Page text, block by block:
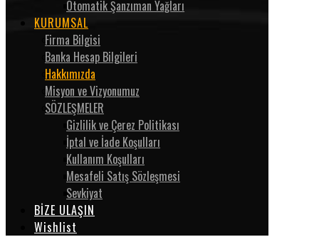
Otomatik Şanzıman Yağları
KURUMSAL
Firma Bilgisi
Banka Hesap Bilgileri
Hakkımızda
Misyon ve Vizyonumuz
SÖZLEŞMELER
Gizlilik ve Çerez Politikası
İptal ve İade Koşulları
Kullanım Koşulları
Mesafeli Satış Sözleşmesi
Sevkiyat
BİZE ULAŞIN
Wishlist